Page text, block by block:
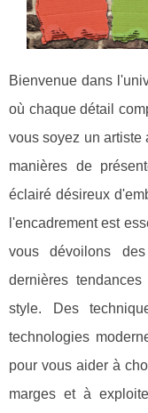
Bienvenue dans
où chaque détail
vous soyez un artiste
manières de
éclairé désireux
l'encadrement est
vous dévoilons
dernières
style. Des
technologies
pour vous aider à
marges et à